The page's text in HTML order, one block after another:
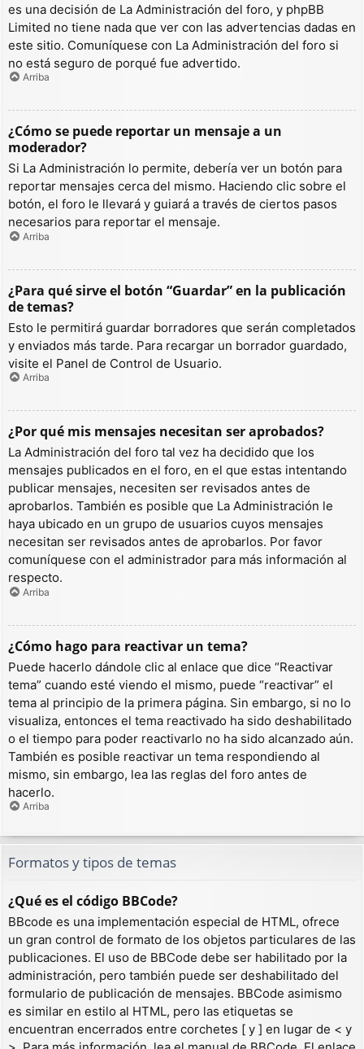
es una decisión de La Administración del foro, y phpBB
Limited no tiene nada que ver con las advertencias dadas en
este sitio. Comuníquese con La Administración del foro si
no está seguro de porqué fue advertido.
Arriba
¿Cómo se puede reportar un mensaje a un
moderador?
Si La Administración lo permite, debería ver un botón para
reportar mensajes cerca del mismo. Haciendo clic sobre el
botón, el foro le llevará y guiará a través de ciertos pasos
necesarios para reportar el mensaje.
Arriba
¿Para qué sirve el botón “Guardar” en la publicación
de temas?
Esto le permitirá guardar borradores que serán completados
y enviados más tarde. Para recargar un borrador guardado,
visite el Panel de Control de Usuario.
Arriba
¿Por qué mis mensajes necesitan ser aprobados?
La Administración del foro tal vez ha decidido que los
mensajes publicados en el foro, en el que estas intentando
publicar mensajes, necesiten ser revisados antes de
aprobarlos. También es posible que La Administración le
haya ubicado en un grupo de usuarios cuyos mensajes
necesitan ser revisados antes de aprobarlos. Por favor
comuníquese con el administrador para más información al
respecto.
Arriba
¿Cómo hago para reactivar un tema?
Puede hacerlo dándole clic al enlace que dice “Reactivar
tema” cuando esté viendo el mismo, puede “reactivar” el
tema al principio de la primera página. Sin embargo, si no lo
visualiza, entonces el tema reactivado ha sido deshabilitado
o el tiempo para poder reactivarlo no ha sido alcanzado aún.
También es posible reactivar un tema respondiendo al
mismo, sin embargo, lea las reglas del foro antes de
hacerlo.
Arriba
Formatos y tipos de temas
¿Qué es el código BBCode?
BBcode es una implementación especial de HTML, ofrece
un gran control de formato de los objetos particulares de las
publicaciones. El uso de BBCode debe ser habilitado por la
administración, pero también puede ser deshabilitado del
formulario de publicación de mensajes. BBCode asimismo
es similar en estilo al HTML, pero las etiquetas se
encuentran encerrados entre corchetes [ y ] en lugar de < y